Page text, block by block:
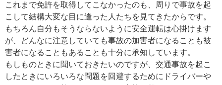
これまで免許を取得してこなかったのも、周りで事故を起
こして結構大変な目に逢った人たちを見てきたからです。
もちろん自分もそうならないように安全運転は心掛けます
が、どんなに注意していても事故の加害者になることも被
害者になることもあることも十分に承知しています。
もしものときに聞いておきたいのですが、交通事故を起こ
したときにいろいろな問題を回避するためにドライバーや